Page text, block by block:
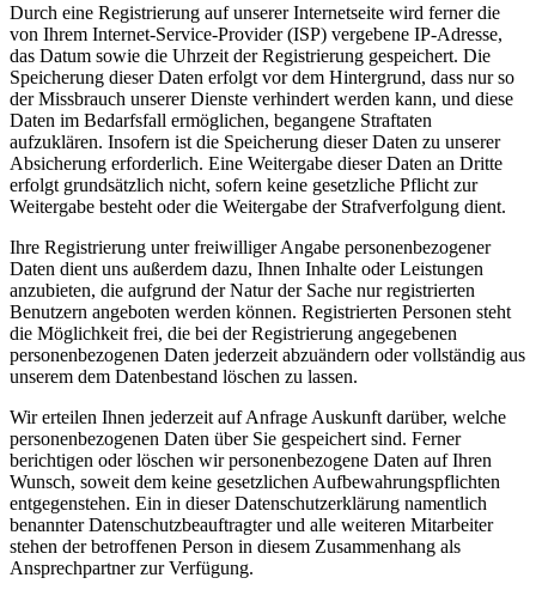
Durch eine Registrierung auf unserer Internetseite wird ferner die
von Ihrem Internet-Service-Provider (ISP) vergebene IP-Adresse,
das Datum sowie die Uhrzeit der Registrierung gespeichert. Die
Speicherung dieser Daten erfolgt vor dem Hintergrund, dass nur so
der Missbrauch unserer Dienste verhindert werden kann, und diese
Daten im Bedarfsfall ermöglichen, begangene Straftaten
aufzuklären. Insofern ist die Speicherung dieser Daten zu unserer
Absicherung erforderlich. Eine Weitergabe dieser Daten an Dritte
erfolgt grundsätzlich nicht, sofern keine gesetzliche Pflicht zur
Weitergabe besteht oder die Weitergabe der Strafverfolgung dient.
Ihre Registrierung unter freiwilliger Angabe personenbezogener
Daten dient uns außerdem dazu, Ihnen Inhalte oder Leistungen
anzubieten, die aufgrund der Natur der Sache nur registrierten
Benutzern angeboten werden können. Registrierten Personen steht
die Möglichkeit frei, die bei der Registrierung angegebenen
personenbezogenen Daten jederzeit abzuändern oder vollständig aus
unserem dem Datenbestand löschen zu lassen.
Wir erteilen Ihnen jederzeit auf Anfrage Auskunft darüber, welche
personenbezogenen Daten über Sie gespeichert sind. Ferner
berichtigen oder löschen wir personenbezogene Daten auf Ihren
Wunsch, soweit dem keine gesetzlichen Aufbewahrungspflichten
entgegenstehen. Ein in dieser Datenschutzerklärung namentlich
benannter Datenschutzbeauftragter und alle weiteren Mitarbeiter
stehen der betroffenen Person in diesem Zusammenhang als
Ansprechpartner zur Verfügung.